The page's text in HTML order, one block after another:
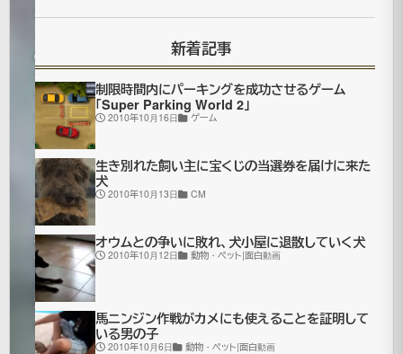
年11月
7日
年7月
16日更
新
オ
ム
ニ
バ
ス
映
像|
面
白
動
画
新着記事
制限時間内にパーキングを成功させるゲーム
「Super Parking World 2」
2010年10月16日 ゲーム
生き別れた飼い主に宝くじの当選券を届けに来た
犬
2010年10月13日 CM
オウムとの争いに敗れ、犬小屋に退散していく犬
2010年10月12日 動物・ペット|面白動画
馬ニンジン作戦がカメにも使えることを証明して
いる男の子
2010年10月6日 動物・ペット|面白動画